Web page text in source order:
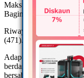
Maksudnya: “Adalah
Baginda dalam keadaan
Riwayat al-Imam
(471).
Adapun larangan untuk
berdasarkan hadis Talq
bersabda: